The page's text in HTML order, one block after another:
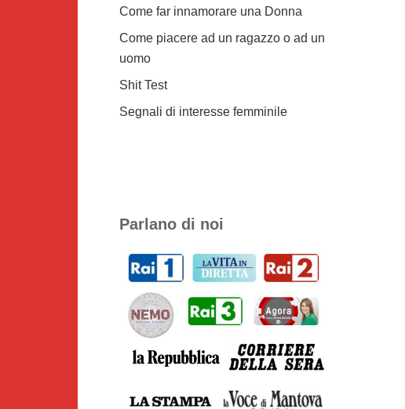
Come far innamorare una Donna
Come piacere ad un ragazzo o ad un
uomo
Shit Test
Segnali di interesse femminile
Parlano di noi